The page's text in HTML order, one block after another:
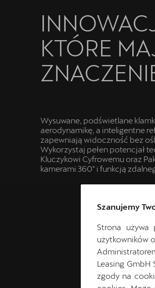
KTÓRE
Wysuwane, podświetlane
aerodynamikę, a inteligentne
zapewniają widoczność bez
Wykorzystaj pełen potencjał
Kluczykowi Cyfrowemu oraz
kamerami 360° i funkcją
Szanujemy
Strona
użytkowników
Leasing GmbH
zgody na